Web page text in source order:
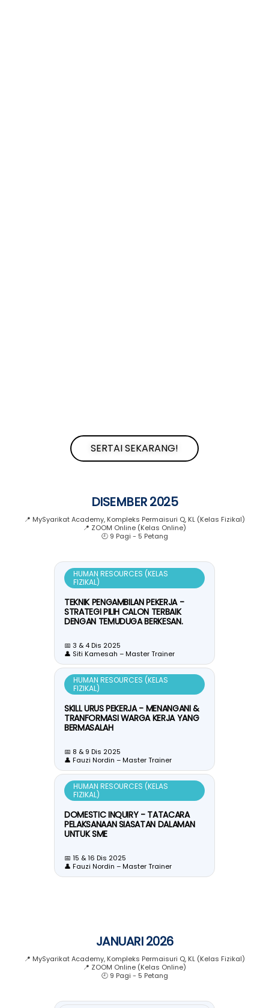
SERTAI SEKARANG!
DISEMBER 2025
📍 MySyarikat Academy, Kompleks Permaisuri Q, KL (Kelas Fizikal)
📍 ZOOM Online (Kelas Online)
🕘 9 Pagi - 5 Petang
HUMAN RESOURCES (KELAS
FIZIKAL)
TEKNIK PENGAMBILAN PEKERJA -
STRATEGI PILIH CALON TERBAIK
DENGAN TEMUDUGA BERKESAN.
📅 3 & 4 Dis 2025
👤 Siti Kamesah – Master Trainer
HUMAN RESOURCES (KELAS
FIZIKAL)
SKILL URUS PEKERJA - MENANGANI &
TRANFORMASI WARGA KERJA YANG
BERMASALAH
📅 8 & 9 Dis 2025
👤 Fauzi Nordin – Master Trainer
HUMAN RESOURCES (KELAS
FIZIKAL)
DOMESTIC INQUIRY - TATACARA
PELAKSANAAN SIASATAN DALAMAN
UNTUK SME
📅 15 & 16 Dis 2025
👤 Fauzi Nordin – Master Trainer
JANUARI 2026
📍 MySyarikat Academy, Kompleks Permaisuri Q, KL (Kelas Fizikal)
📍 ZOOM Online (Kelas Online)
🕘 9 Pagi - 5 Petang